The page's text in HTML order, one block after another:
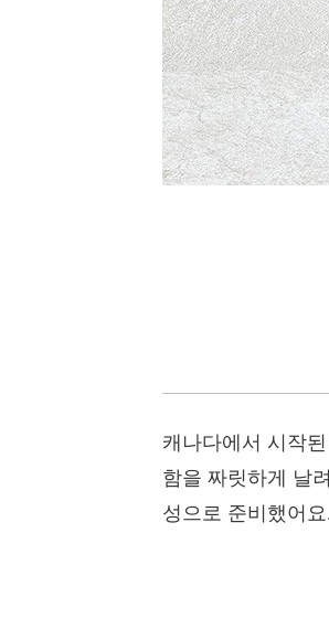
캐나다에서 시작
함을 짜릿하게 날
성으로 준비했어